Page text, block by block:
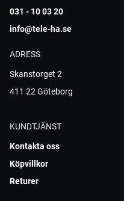
031 - 10 03 20
info@tele-ha.se
ADRESS
Skanstorget 2
411 22 Göteborg
KUNDTJÄNST
Kontakta oss
Köpvillkor
Returer